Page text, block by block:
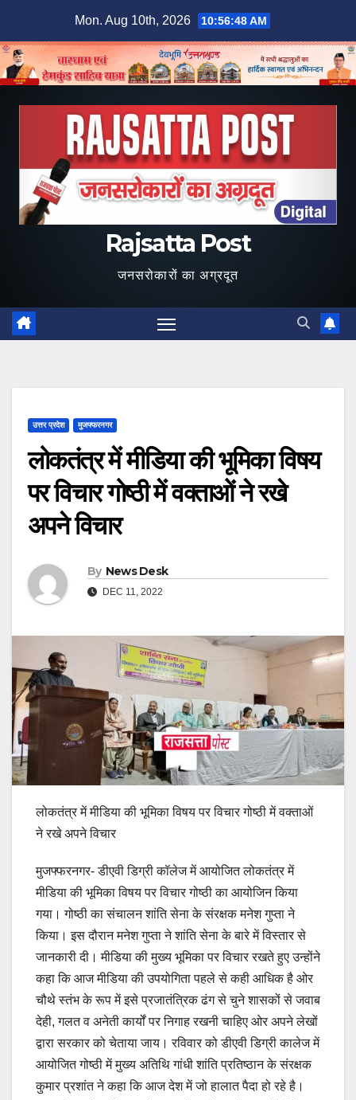
content
Mon. Aug 10th, 2026 10:56:49 AM
Rajsatta Post
जनसरोकारों का अग्रदूत
उत्तर प्रदेश मुजफ्फरनगर
लोकतंत्र में मीडिया की भूमिका विषय
पर विचार गोष्ठी में वक्ताओं ने रखे
अपने विचार
By News Desk
DEC 11, 2022
लोकतंत्र में मीडिया की भूमिका विषय पर विचार गोष्ठी में वक्ताओं
ने रखे अपने विचार
मुजफ्फरनगर- डीएवी डिग्री कॉलेज में आयोजित लोकतंत्र में
मीडिया की भूमिका विषय पर विचार गोष्ठी का आयोजिन किया
गया। गोष्ठी का संचालन शांति सेना के संरक्षक मनेश गुप्ता ने
किया। इस दौरान मनेश गुप्ता ने शांति सेना के बारे में विस्तार से
जानकारी दी। मीडिया की मुख्य भूमिका पर विचार रखते हुए उन्होंने
कहा कि आज मीडिया की उपयोगिता पहले से कही आधिक है ओर
चौथे स्तंभ के रूप में इसे प्रजातंत्रिक ढंग से चुने शासकों से जवाब
देही, गलत व अनेती कार्यों पर निगाह रखनी चाहिए ओर अपने लेखों
द्वारा सरकार को चेताया जाय। रविवार को डीएवी डिग्री कालेज में
आयोजित गोष्ठी में मुख्य अतिथि गांधी शांति प्रतिष्ठान के संरक्षक
कुमार प्रशांत ने कहा कि आज देश में जो हालात पैदा हो रहे है।